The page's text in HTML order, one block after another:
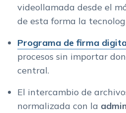
videollamada desde el
de esta forma la
Programa de firma
procesos sin importar
central.
El intercambio de
normalizada con la